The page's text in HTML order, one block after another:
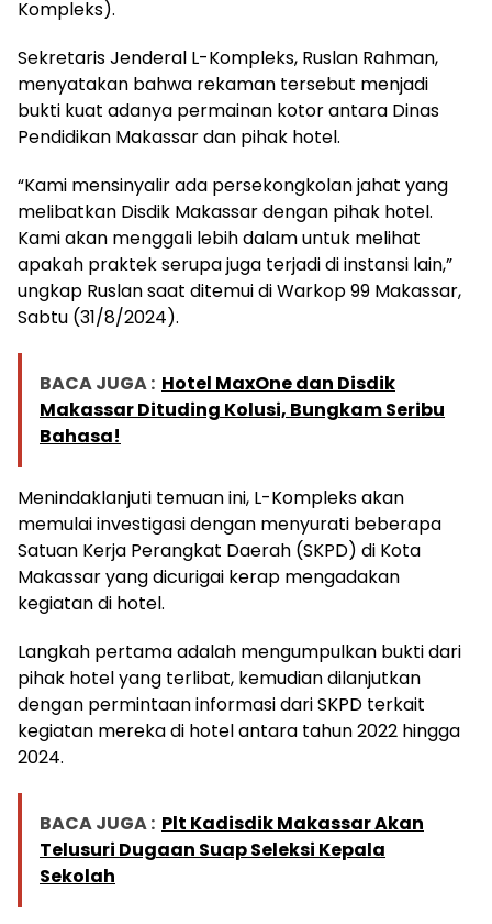
Kompleks).
Sekretaris Jenderal L-Kompleks, Ruslan Rahman,
menyatakan bahwa rekaman tersebut menjadi
bukti kuat adanya permainan kotor antara Dinas
Pendidikan Makassar dan pihak hotel.
“Kami mensinyalir ada persekongkolan jahat yang
melibatkan Disdik Makassar dengan pihak hotel.
Kami akan menggali lebih dalam untuk melihat
apakah praktek serupa juga terjadi di instansi lain,”
ungkap Ruslan saat ditemui di Warkop 99 Makassar,
Sabtu (31/8/2024).
BACA JUGA : Hotel MaxOne dan Disdik
Makassar Dituding Kolusi, Bungkam Seribu
Bahasa!
Menindaklanjuti temuan ini, L-Kompleks akan
memulai investigasi dengan menyurati beberapa
Satuan Kerja Perangkat Daerah (SKPD) di Kota
Makassar yang dicurigai kerap mengadakan
kegiatan di hotel.
Langkah pertama adalah mengumpulkan bukti dari
pihak hotel yang terlibat, kemudian dilanjutkan
dengan permintaan informasi dari SKPD terkait
kegiatan mereka di hotel antara tahun 2022 hingga
2024.
BACA JUGA : Plt Kadisdik Makassar Akan
Telusuri Dugaan Suap Seleksi Kepala
Sekolah